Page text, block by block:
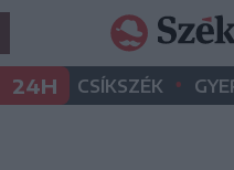
24H CSÍKSZÉK •